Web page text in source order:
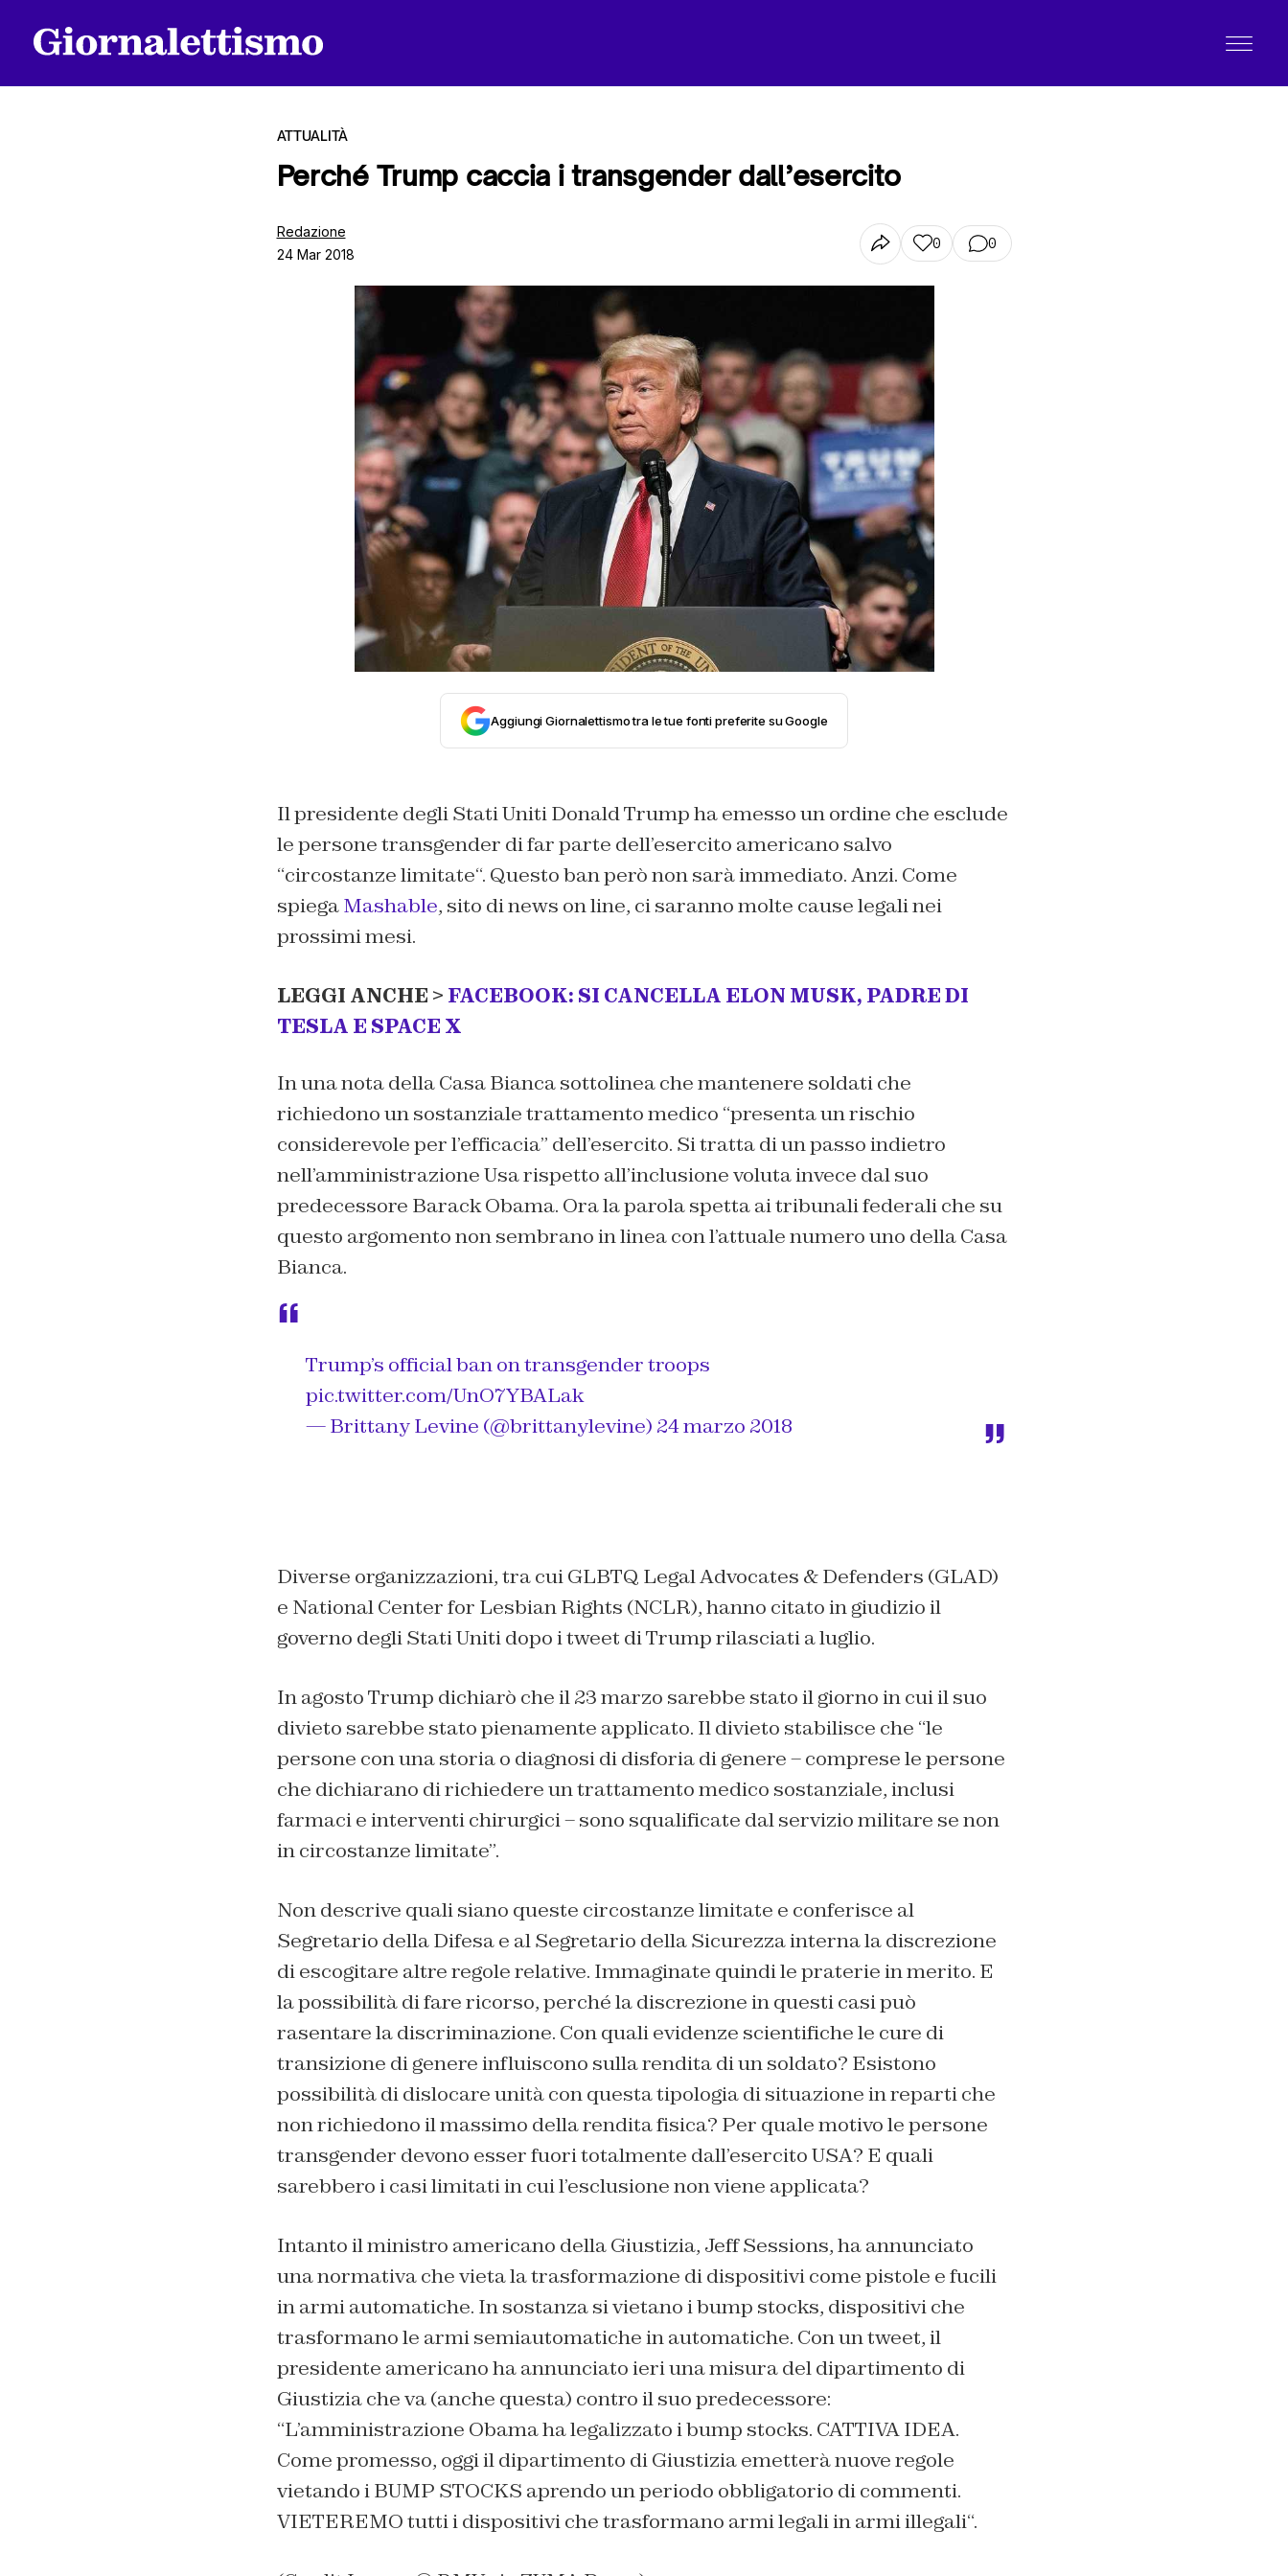
ATTUALITÀ
Perché Trump caccia i transgender dall’esercito
Redazione
24 Mar 2018
0 0
Aggiungi Giornalettismo tra le tue fonti preferite su Google
Il presidente degli Stati Uniti Donald Trump ha emesso un ordine che esclude
le persone transgender di far parte dell’esercito americano salvo
“circostanze limitate“. Questo ban però non sarà immediato. Anzi. Come
spiegaMashable, sito di news on line, ci saranno molte cause legali nei
prossimi mesi.
LEGGI ANCHE > FACEBOOK: SI CANCELLA ELON MUSK, PADRE DI
TESLA E SPACE X
In una nota della Casa Bianca sottolinea che mantenere soldati che
richiedono un sostanziale trattamento medico “presenta un rischio
considerevole per l’efficacia” dell’esercito. Si tratta di un passo indietro
nell’amministrazione Usa rispetto all’inclusione voluta invece dal suo
predecessore Barack Obama. Ora la parola spetta ai tribunali federali che su
questo argomento non sembrano in linea con l’attuale numero uno della Casa
Bianca.
Trump’s official ban on transgender troops
pic.twitter.com/UnO7YBALak
— Brittany Levine (@brittanylevine) 24 marzo 2018
Diverse organizzazioni, tra cui GLBTQ Legal Advocates & Defenders (GLAD)
e National Center for Lesbian Rights (NCLR), hanno citato in giudizio il
governo degli Stati Uniti dopo i tweet di Trump rilasciati a luglio.
In agosto Trump dichiarò che il 23 marzo sarebbe stato il giorno in cui il suo
divieto sarebbe stato pienamente applicato. Il divieto stabilisce che “le
persone con una storia o diagnosi di disforia di genere – comprese le persone
che dichiarano di richiedere un trattamento medico sostanziale, inclusi
farmaci e interventi chirurgici – sono squalificate dal servizio militare se non
in circostanze limitate”.
Non descrive quali siano queste circostanze limitate e conferisce al
Segretario della Difesa e al Segretario della Sicurezza interna la discrezione
di escogitare altre regole relative. Immaginate quindi le praterie in merito. E
la possibilità di fare ricorso, perché la discrezione in questi casi può
rasentare la discriminazione. Con quali evidenze scientifiche le cure di
transizione di genere influiscono sulla rendita di un soldato? Esistono
possibilità di dislocare unità con questa tipologia di situazione in reparti che
non richiedono il massimo della rendita fisica? Per quale motivo le persone
transgender devono esser fuori totalmente dall’esercito USA? E quali
sarebbero i casi limitati in cui l’esclusione non viene applicata?
Intanto il ministro americano della Giustizia, Jeff Sessions, ha annunciato
una normativa che vieta la trasformazione di dispositivi come pistole e fucili
in armi automatiche. In sostanza si vietano i bump stocks, dispositivi che
trasformano le armi semiautomatiche in automatiche. Con un tweet, il
presidente americano ha annunciato ieri una misura del dipartimento di
Giustizia che va (anche questa) contro il suo predecessore:
“L’amministrazione Obama ha legalizzato i bump stocks. CATTIVA IDEA.
Come promesso, oggi il dipartimento di Giustizia emetterà nuove regole
vietando i BUMP STOCKS aprendo un periodo obbligatorio di commenti.
VIETEREMO tutti i dispositivi che trasformano armi legali in armi illegali“.